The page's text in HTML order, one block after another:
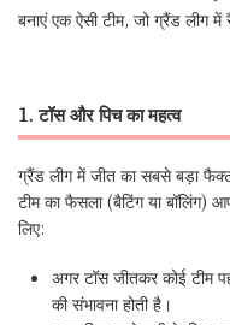
बनाएं एक ऐसी टीम, जो ग्रैंड लीग
1. टॉस और पिच का महत्व
ग्रैंड लीग में जीत का सबसे बड़ा
टीम का फैसला (बैटिंग या बॉलिंग)
लिए:
अगर टॉस जीतकर कोई टीम
की संभावना होती है।